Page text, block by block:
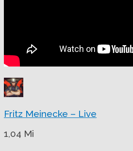
Fritz Meinecke – Live
1,04 Mi